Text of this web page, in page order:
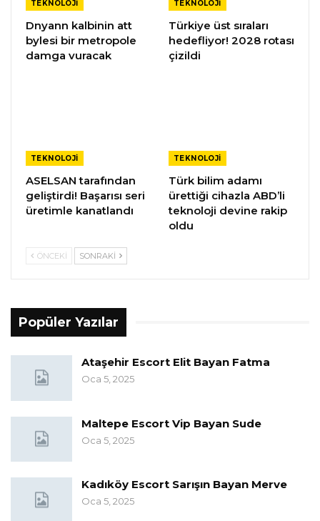
TEKNOLOJI
Dnyann kalbinin att
bylesi bir metropole
damga vuracak
TEKNOLOJI
Türkiye üst sıraları
hedefliyor! 2028 rotası
çizildi
TEKNOLOJI
ASELSAN tarafından
geliştirdi! Başarısı seri
üretimle kanatlandı
TEKNOLOJI
Türk bilim adamı
ürettiği cihazla ABD’li
teknoloji devine rakip
oldu
ÖNCEKI SONRAKI
Popüler Yazılar
Ataşehir Escort Elit Bayan Fatma
Oca 5, 2025
Maltepe Escort Vip Bayan Sude
Oca 5, 2025
Kadıköy Escort Sarışın Bayan Merve
Oca 5, 2025